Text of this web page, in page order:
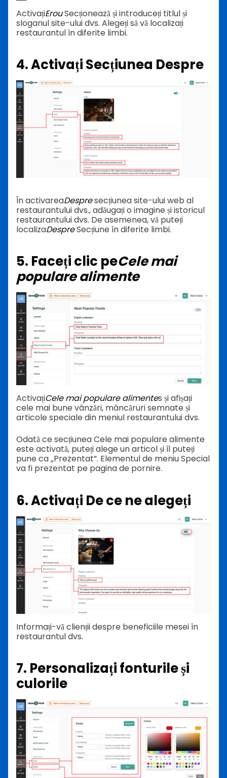
ActivațiErouSecționează și introduceți titlul și
sloganul site-ului dvs. Alegeți să vă localizați
restaurantul în diferite limbi.
4. Activați Secțiunea Despre
În activareaDespresecțiunea site-ului web al
restaurantului dvs., adăugați o imagine și istoricul
restaurantului dvs. De asemenea, vă puteți
localizaDespreSecțiune în diferite limbi.
5. Faceți clic peCele mai
populare alimente
ActivațiCele mai populare alimentes și afișați
cele mai bune vânzări, mâncăruri semnate și
articole speciale din meniul restaurantului dvs.
Odată ce secțiunea Cele mai populare alimente
este activată, puteți alege un articol și îl puteți
pune ca „Prezentat”. Elementul de meniu Special
va fi prezentat pe pagina de pornire.
6. Activați De ce ne alegeți
Informați-vă clienții despre beneficiile mesei în
restaurantul dvs.
7. Personalizați fonturile și
culorile